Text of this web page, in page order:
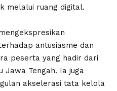
melalui ruang digital.
antusiasme dan
peserta yang hadir dari
Jawa Tengah. Ia juga
akselerasi tata kelola